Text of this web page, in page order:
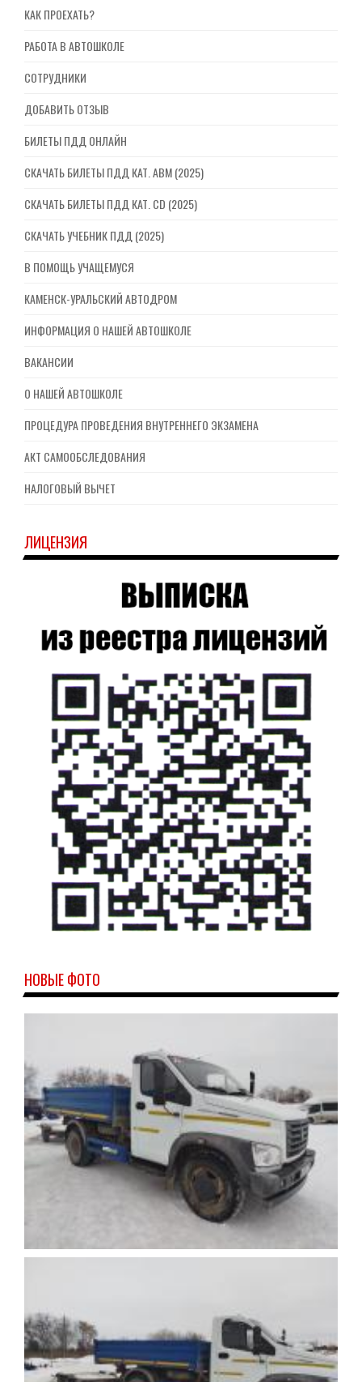
КАК ПРОЕХАТЬ?
РАБОТА В АВТОШКОЛЕ
СОТРУДНИКИ
ДОБАВИТЬ ОТЗЫВ
БИЛЕТЫ ПДД ОНЛАЙН
СКАЧАТЬ БИЛЕТЫ ПДД КАТ. ABM (2025)
СКАЧАТЬ БИЛЕТЫ ПДД КАТ. CD (2025)
СКАЧАТЬ УЧЕБНИК ПДД (2025)
В ПОМОЩЬ УЧАЩЕМУСЯ
КАМЕНСК-УРАЛЬСКИЙ АВТОДРОМ
ИНФОРМАЦИЯ О НАШЕЙ АВТОШКОЛЕ
ВАКАНСИИ
О НАШЕЙ АВТОШКОЛЕ
ПРОЦЕДУРА ПРОВЕДЕНИЯ ВНУТРЕННЕГО ЭКЗАМЕНА
АКТ САМООБСЛЕДОВАНИЯ
НАЛОГОВЫЙ ВЫЧЕТ
ЛИЦЕНЗИЯ
НОВЫЕ ФОТО